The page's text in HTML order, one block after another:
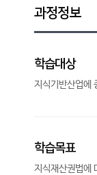
과정정보
학습대상
지식기반산업에
학습목표
지식재산권법에